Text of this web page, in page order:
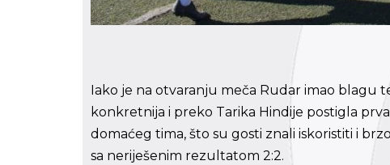
Iako je na otvaranju meča Rudar imao blagu
konkretnija i preko Tarika Hindije postigla
domaćeg tima, što su gosti znali iskoristiti i
sa neriješenim rezultatom 2:2.